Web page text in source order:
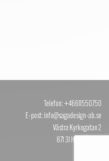
Telefon: +46611550750
E-post: info@sagadesign-ab.se
Västra Kyrkogatan 2
871 31 HÄRNÖSAND